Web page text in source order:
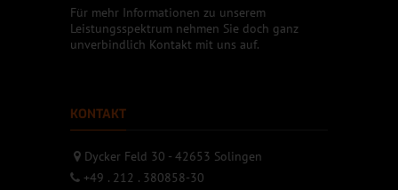
Für mehr Informationen zu unserem
Leistungsspektrum nehmen Sie doch ganz
unverbindlich Kontakt mit uns auf.
KONTAKT
Dycker Feld 30 - 42653 Solingen
+49 . 212 . 380858-30